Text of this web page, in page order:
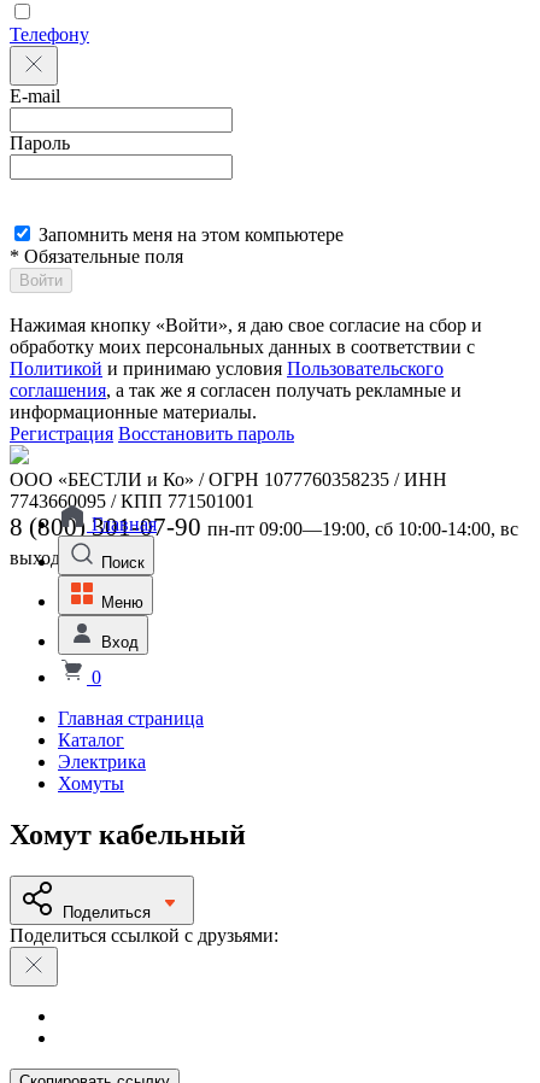
Телефону
E-mail
Пароль
Запомнить меня на этом компьютере
* Обязательные поля
Войти
Нажимая кнопку «Войти», я даю свое согласие на сбор и
обработку моих персональных данных в соответствии с
Политикой и принимаю условия Пользовательского
соглашения, а так же я согласен получать рекламные и
информационные материалы.
Регистрация Восстановить пароль
ООО «БЕСТЛИ и Ко» / ОГРН 1077760358235 / ИНН
7743660095 / КПП 771501001
8 (800) 301-07-90 пн-пт 09:00—19:00, сб 10:00-14:00, вс
выходной
Главная
Поиск
Меню
Вход
0
Главная страница
Каталог
Электрика
Хомуты
Хомут кабельный
Поделиться
Поделиться ссылкой с друзьями: